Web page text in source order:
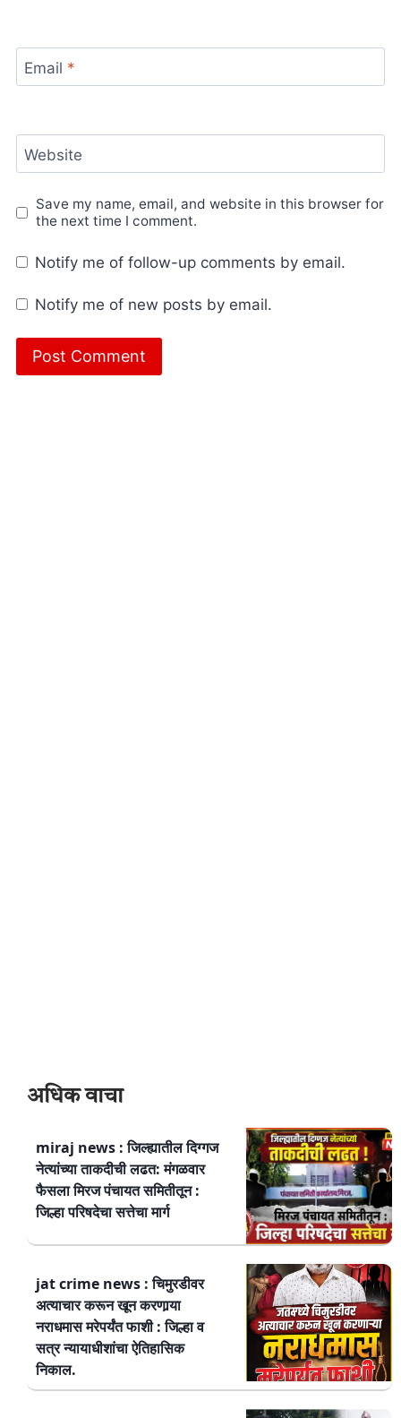
Email *
Website
Save my name, email, and website in this browser for
the next time I comment.
Notify me of follow-up comments by email.
Notify me of new posts by email.
अधिक वाचा
miraj news : जिल्ह्यातील दिग्गज
नेत्यांच्या ताकदीची लढत: मंगळवार
फैसला मिरज पंचायत समितीतून :
जिल्हा परिषदेचा सत्तेचा मार्ग
jat crime news : चिमुरडीवर
अत्याचार करून खून करणार्‍या
नराधमास मरेपर्यंत फाशी : जिल्हा व
सत्र न्यायाधीशांचा ऐतिहासिक
निकाल.